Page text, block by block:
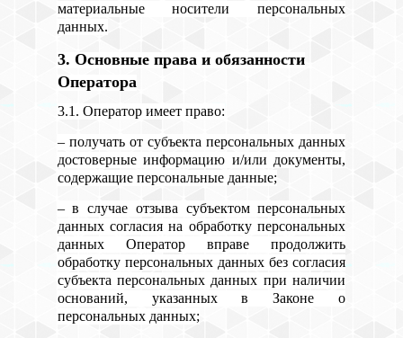
материальные носители персональных
данных.
3. Основные права и обязанности
Оператора
3.1. Оператор имеет право:
– получать от субъекта персональных данных
достоверные информацию и/или документы,
содержащие персональные данные;
– в случае отзыва субъектом персональных
данных согласия на обработку персональных
данных Оператор вправе продолжить
обработку персональных данных без согласия
субъекта персональных данных при наличии
оснований, указанных в Законе о
персональных данных;